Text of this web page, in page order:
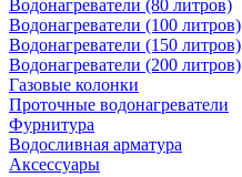
Водонагреватели (80 литров)
Водонагреватели (100 литров)
Водонагреватели (150 литров)
Водонагреватели (200 литров)
Газовые колонки
Проточные водонагреватели
Фурнитура
Водосливная арматура
Аксессуары